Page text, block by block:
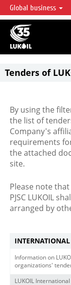
LUKOIL
LUKOIL is one of the
accounting for over 2%
reserves globally.
Global business
Tenders of
By using the
the list of
Company's
requirements
the attached
site.
Please note
PJSC LUKOIL
arranged by
INTERNATIONAL
Information on
organizations'
LUKOIL